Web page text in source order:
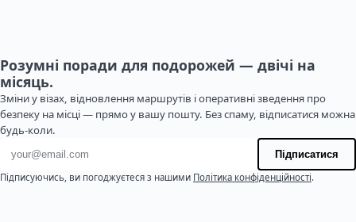
Розумні поради для подорожей — двічі на
місяць.
Зміни у візах, відновлення маршрутів і оперативні зведення про
безпеку на місці — прямо у вашу пошту. Без спаму, відписатися можна
будь-коли.
Адреса електронної пошти
Підписатися
Підписуючись, ви погоджуєтеся з нашими Політика конфіденційності.